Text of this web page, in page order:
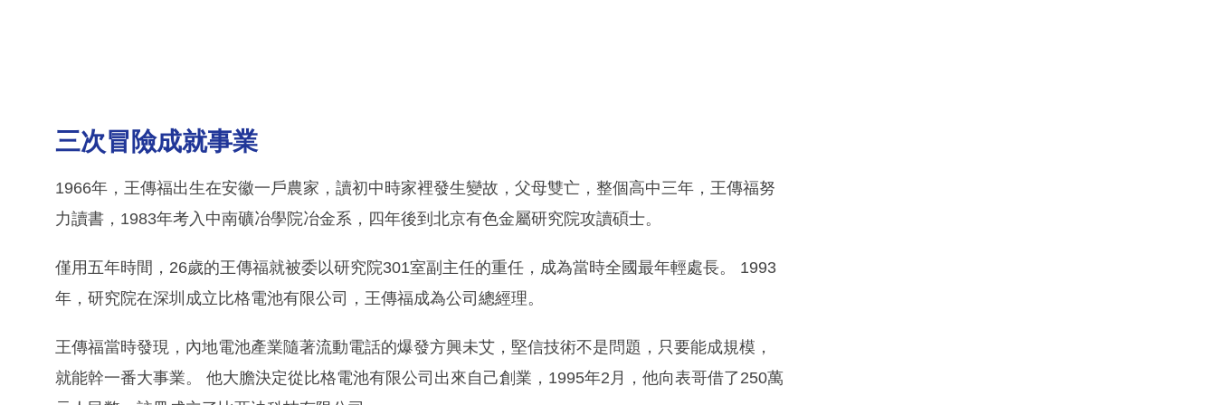
三次冒險成就事業
1966年，王傳福出生在安徽一戶農家，讀初中時家裡發生變故，父母雙亡，整個高中三年，王傳福努
力讀書，1983年考入中南礦冶學院冶金系，四年後到北京有色金屬研究院攻讀碩士。
僅用五年時間，26歲的王傳福就被委以研究院301室副主任的重任，成為當時全國最年輕處長。 1993
年，研究院在深圳成立比格電池有限公司，王傳福成為公司總經理。
王傳福當時發現，內地電池產業隨著流動電話的爆發方興未艾，堅信技術不是問題，只要能成規模，
就能幹一番大事業。 他大膽決定從比格電池有限公司出來自己創業，1995年2月，他向表哥借了250萬